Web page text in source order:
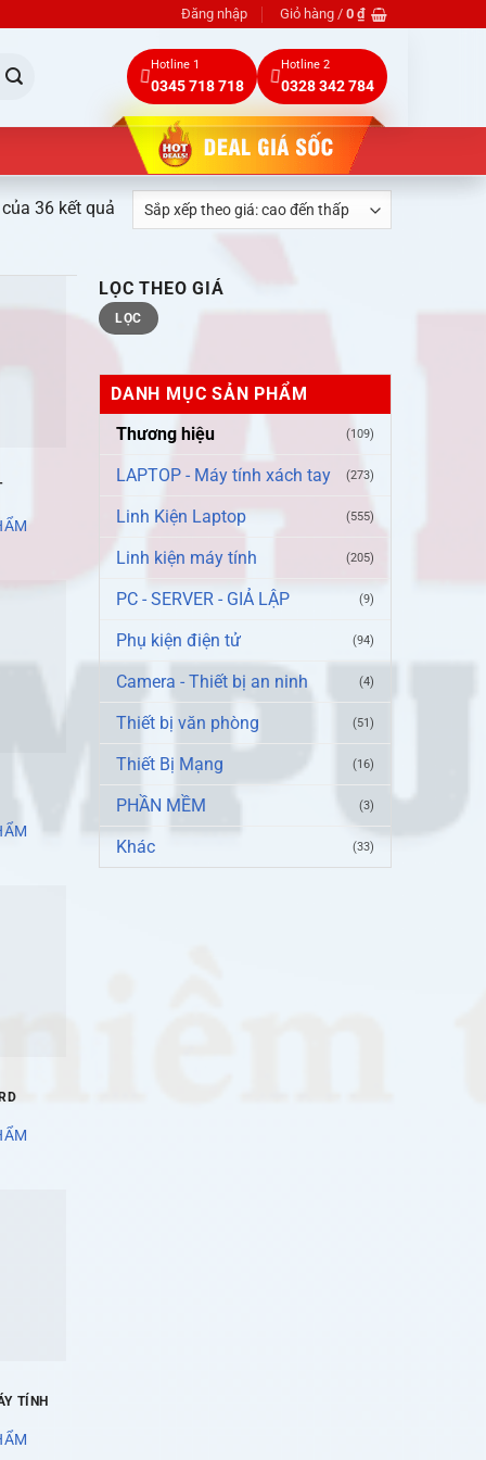
Đăng nhập Giỏ hàng / 0 ₫
Hotline 1
0345 718 718
Hotline 2
0328 342 784
36 kết quảĐã
sắp
theo
giá:
đến
thấp
TÍNH
LỌC THEO GIÁ
Giá
tối
thiểu
Giá
tối
đa
LỌC
DANH MỤC SẢN PHẨM
Thương hiệu
(109)
LAPTOP - Máy tính xách tay (273)
Linh Kiện Laptop (555)
Linh kiện máy tính (205)
PC - SERVER - GIẢ LẬP (9)
Phụ kiện điện tử (94)
Camera - Thiết bị an ninh (4)
Thiết bị văn phòng (51)
Thiết Bị Mạng (16)
PHẦN MỀM (3)
Khác (33)